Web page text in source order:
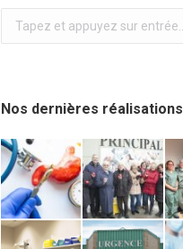
Recherche
:
Nos dernières réalisations